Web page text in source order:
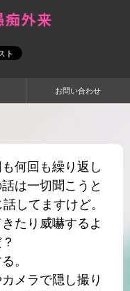
お問い合わせ
何回も繰り返し
は一切聞こうと
してますけど。
たり威嚇するよ
。
メラで隠し撮り